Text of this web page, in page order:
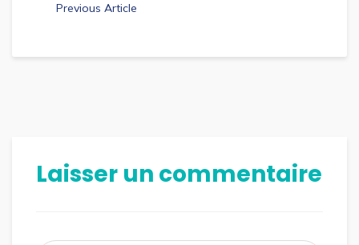
Previous Article
Laisser un commentaire